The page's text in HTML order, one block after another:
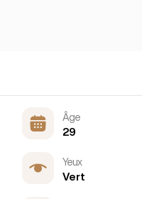
Âge
29
Yeux
Vert